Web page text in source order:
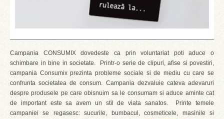
Campania CONSUMIX dovedeste ca prin voluntariat poti aduce o
schimbare in bine in societate. Printr-o serie de clipuri, afise si povestiri,
campania Consumix prezinta probleme sociale si de mediu cu care se
confrunta societatea de consum. Campania dezvaluie cateva adevaruri
despre produsele pe care obisnuim sa le consumam si aduce aminte cat
de important este sa avem un stil de viata sanatos. Printe temele
campaniei se regasesc: sucurile, bumbacul, cosmeticele, masinile si